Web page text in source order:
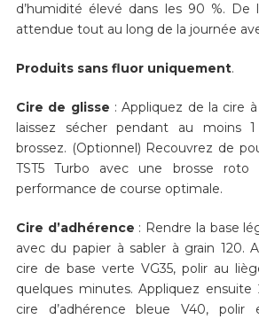
d’humidité élevé dans les 90 %. De
attendue tout au long de la journée
Produits sans fluor uniquement.
Cire de glisse : Appliquez de la cire
laissez sécher pendant au moins
brossez. (Optionnel) Recouvrez de
TST5 Turbo avec une brosse roto
performance de course optimale.
Cire d’adhérence : Rendre la base
avec du papier à sabler à grain 120.
cire de base verte VG35, polir au
quelques minutes. Appliquez
cire d’adhérence bleue V40, polir